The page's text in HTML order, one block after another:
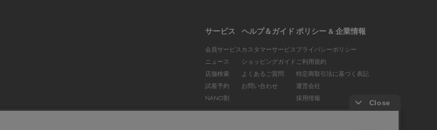
サービス
会員サービス
ニュース
店舗検索
試着予約
NANO割
ヘルプ＆ガイド
カスタマーサービス
ショッピングガイド
よくあるご質問
お問い合わせ
ポリシー & 企業情報
プライバシーポリシー
ご利用規約
特定商取引法に基づく表記
運営会社
採用情報